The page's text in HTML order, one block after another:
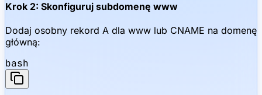
Krok 2: Skonfiguruj subdomenę www
Dodaj osobny rekord A dla www lub CNAME na domenę
główną:
bash